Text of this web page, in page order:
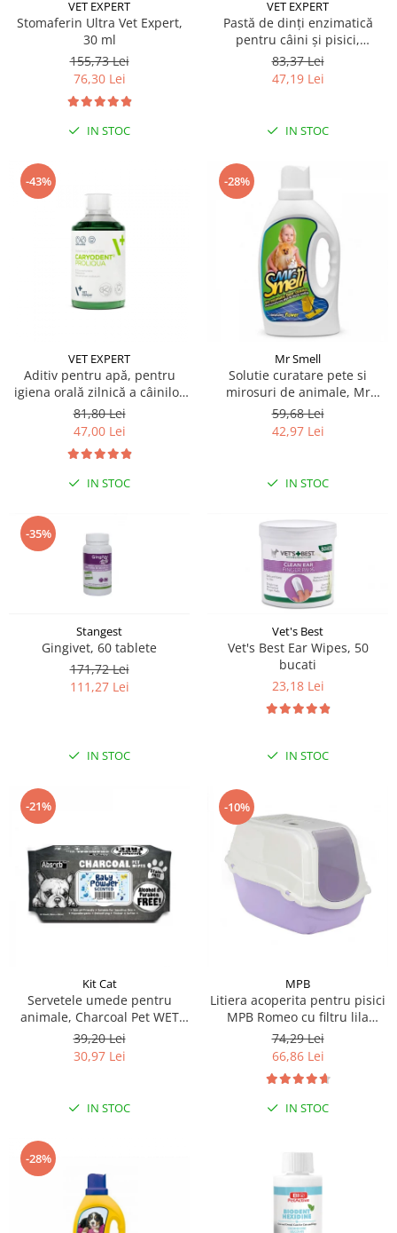
Sampoane si Balsamuri
Servetele Umede
Covorase absorbante
Curatare Ochi
Igiena Catel
Solutii Atractante si repelente
Custi transport - Pisici
Jucarii Pisici
Lese, Hamuri si Zgarzi
Paturi, perne si cosuri pentru pisici
Recompense Delicioase
VET EXPERT
Stomaferin Ultra Vet Expert,
30 ml
155,73 Lei
76,30 Lei
IN STOC
VET EXPERT
Pastă de dinți enzimatică
pentru câini și pisici,
CARYODENT VET EXPERT, gel,
50ml
83,37 Lei
47,19 Lei
IN STOC
-43%
VET EXPERT
Aditiv pentru apă, pentru
igiena orală zilnică a câinilor
și pisicilor Caryodent Proliqua
Vet Expert, 250ml
81,80 Lei
47,00 Lei
IN STOC
-28%
Mr Smell
Solutie curatare pete si
mirosuri de animale, Mr
Smell, Floral, 1000 ml
59,68 Lei
42,97 Lei
IN STOC
-35%
Stangest
Gingivet, 60 tablete
171,72 Lei
111,27 Lei
IN STOC
Vet's Best
Vet's Best Ear Wipes, 50
bucati
23,18 Lei
IN STOC
-21%
Kit Cat
Servetele umede pentru
animale, Charcoal Pet WET
Wipes, BABY POWDER- pachet
80 buc
39,20 Lei
30,97 Lei
IN STOC
-10%
MPB
Litiera acoperita pentru pisici
MPB Romeo cu filtru lila
57x39x41(h)cm
74,29 Lei
66,86 Lei
IN STOC
-28%